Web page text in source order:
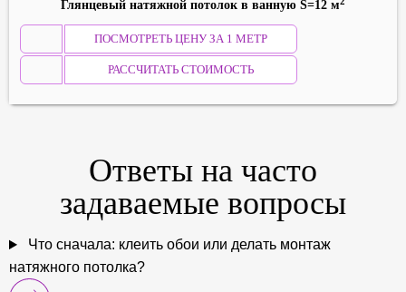
Глянцевый натяжной потолок в ванную S=12 м
ПОСМОТРЕТЬ ЦЕНУ ЗА 1 МЕТР
РАССЧИТАТЬ СТОИМОСТЬ
Ответы на часто
задаваемые вопросы
Что сначала: клеить обои или делать монтаж
натяжного потолка?